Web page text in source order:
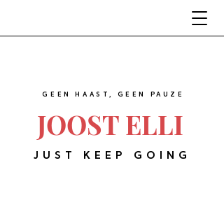
JOOST ELLI
GEEN HAAST, GEEN PAUZE
JUST KEEP GOING